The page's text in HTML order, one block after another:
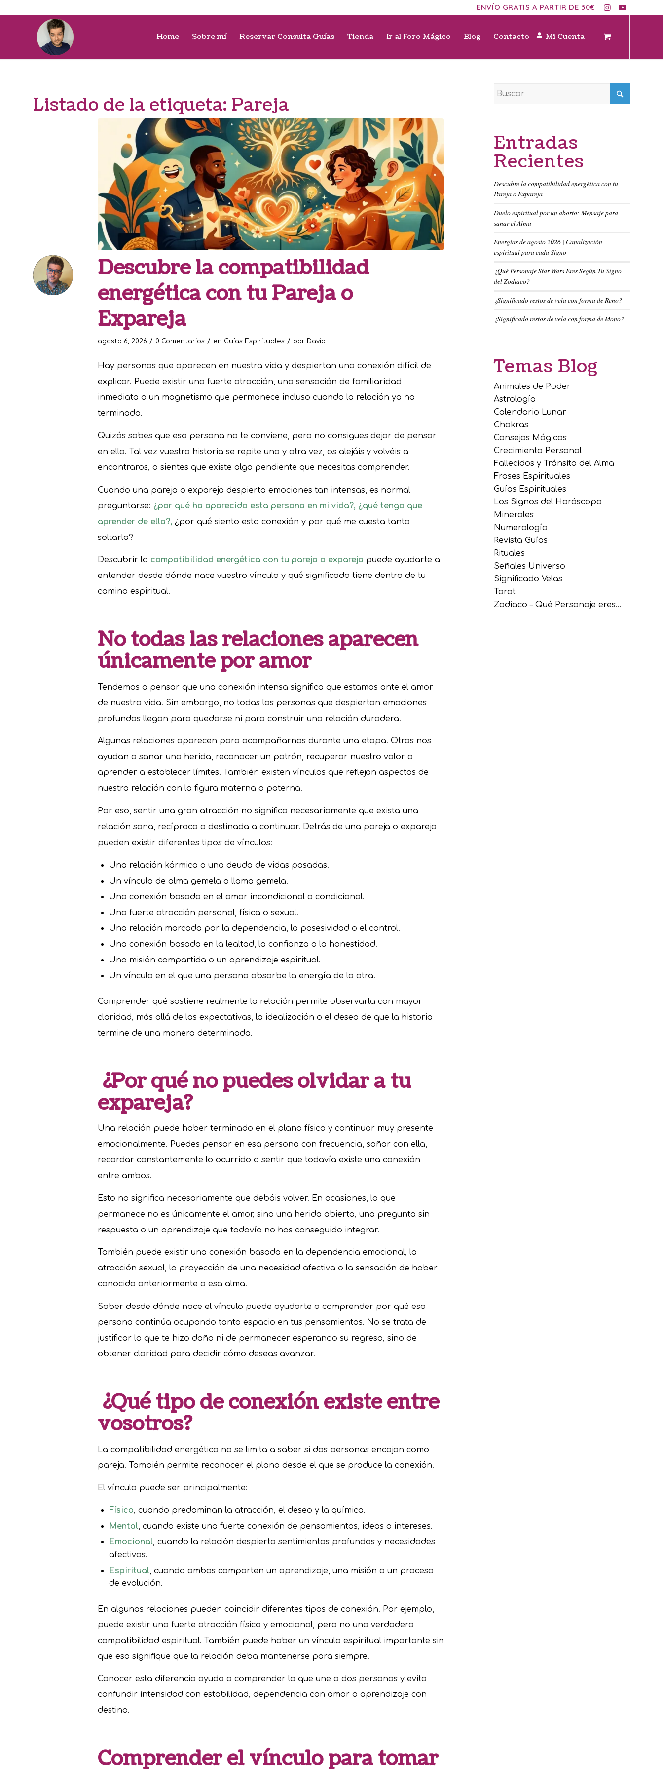
ENVÍO GRATIS A PARTIR DE 30€
Home Sobre mí Reservar Consulta Guías Tienda Ir al Foro Mágico Blog Contacto Mi Cuenta
Listado de la etiqueta: Pareja
Descubre la compatibilidad
energética con tu Pareja o
Expareja
agosto 6, 2026 / 0 Comentarios / en Guías Espirituales / por David
Hay personas que aparecen en nuestra vida y despiertan una conexión difícil de
explicar. Puede existir una fuerte atracción, una sensación de familiaridad
inmediata o un magnetismo que permanece incluso cuando la relación ya ha
terminado.
Quizás sabes que esa persona no te conviene, pero no consigues dejar de pensar
en ella. Tal vez vuestra historia se repite una y otra vez, os alejáis y volvéis a
encontraros, o sientes que existe algo pendiente que necesitas comprender.
Cuando una pareja o expareja despierta emociones tan intensas, es normal
preguntarse: ¿por qué ha aparecido esta persona en mi vida?, ¿qué tengo que
aprender de ella?, ¿por qué siento esta conexión y por qué me cuesta tanto
soltarla?
Descubrir la compatibilidad energética con tu pareja o expareja puede ayudarte a
entender desde dónde nace vuestro vínculo y qué significado tiene dentro de tu
camino espiritual.
No todas las relaciones aparecen
únicamente por amor
Tendemos a pensar que una conexión intensa significa que estamos ante el amor
de nuestra vida. Sin embargo, no todas las personas que despiertan emociones
profundas llegan para quedarse ni para construir una relación duradera.
Algunas relaciones aparecen para acompañarnos durante una etapa. Otras nos
ayudan a sanar una herida, reconocer un patrón, recuperar nuestro valor o
aprender a establecer límites. También existen vínculos que reflejan aspectos de
nuestra relación con la figura materna o paterna.
Por eso, sentir una gran atracción no significa necesariamente que exista una
relación sana, recíproca o destinada a continuar. Detrás de una pareja o expareja
pueden existir diferentes tipos de vínculos:
Una relación kármica o una deuda de vidas pasadas.
Un vínculo de alma gemela o llama gemela.
Una conexión basada en el amor incondicional o condicional.
Una fuerte atracción personal, física o sexual.
Una relación marcada por la dependencia, la posesividad o el control.
Una conexión basada en la lealtad, la confianza o la honestidad.
Una misión compartida o un aprendizaje espiritual.
Un vínculo en el que una persona absorbe la energía de la otra.
Comprender qué sostiene realmente la relación permite observarla con mayor
claridad, más allá de las expectativas, la idealización o el deseo de que la historia
termine de una manera determinada.
¿Por qué no puedes olvidar a tu
expareja?
Una relación puede haber terminado en el plano físico y continuar muy presente
emocionalmente. Puedes pensar en esa persona con frecuencia, soñar con ella,
recordar constantemente lo ocurrido o sentir que todavía existe una conexión
entre ambos.
Esto no significa necesariamente que debáis volver. En ocasiones, lo que
permanece no es únicamente el amor, sino una herida abierta, una pregunta sin
respuesta o un aprendizaje que todavía no has conseguido integrar.
También puede existir una conexión basada en la dependencia emocional, la
atracción sexual, la proyección de una necesidad afectiva o la sensación de haber
conocido anteriormente a esa alma.
Saber desde dónde nace el vínculo puede ayudarte a comprender por qué esa
persona continúa ocupando tanto espacio en tus pensamientos. No se trata de
justificar lo que te hizo daño ni de permanecer esperando su regreso, sino de
obtener claridad para decidir cómo deseas avanzar.
¿Qué tipo de conexión existe entre
vosotros?
La compatibilidad energética no se limita a saber si dos personas encajan como
pareja. También permite reconocer el plano desde el que se produce la conexión.
El vínculo puede ser principalmente:
Físico, cuando predominan la atracción, el deseo y la química.
Mental, cuando existe una fuerte conexión de pensamientos, ideas o intereses.
Emocional, cuando la relación despierta sentimientos profundos y necesidades
afectivas.
Espiritual, cuando ambos comparten un aprendizaje, una misión o un proceso
de evolución.
En algunas relaciones pueden coincidir diferentes tipos de conexión. Por ejemplo,
puede existir una fuerte atracción física y emocional, pero no una verdadera
compatibilidad espiritual. También puede haber un vínculo espiritual importante sin
que eso signifique que la relación deba mantenerse para siempre.
Conocer esta diferencia ayuda a comprender lo que une a dos personas y evita
confundir intensidad con estabilidad, dependencia con amor o aprendizaje con
destino.
Comprender el vínculo para tomar
Entradas
Recientes
Descubre la compatibilidad energética con tu
Pareja o Expareja
Duelo espiritual por un aborto: Mensaje para
sanar el Alma
Energías de agosto 2026 | Canalización
espiritual para cada Signo
¿Qué Personaje Star Wars Eres Según Tu Signo
del Zodiaco?
¿Significado restos de vela con forma de Reno?
¿Significado restos de vela con forma de Mono?
Temas Blog
Animales de Poder
Astrología
Calendario Lunar
Chakras
Consejos Mágicos
Crecimiento Personal
Fallecidos y Tránsito del Alma
Frases Espirituales
Guías Espirituales
Los Signos del Horóscopo
Minerales
Numerología
Revista Guías
Rituales
Señales Universo
Significado Velas
Tarot
Zodiaco – Qué Personaje eres…